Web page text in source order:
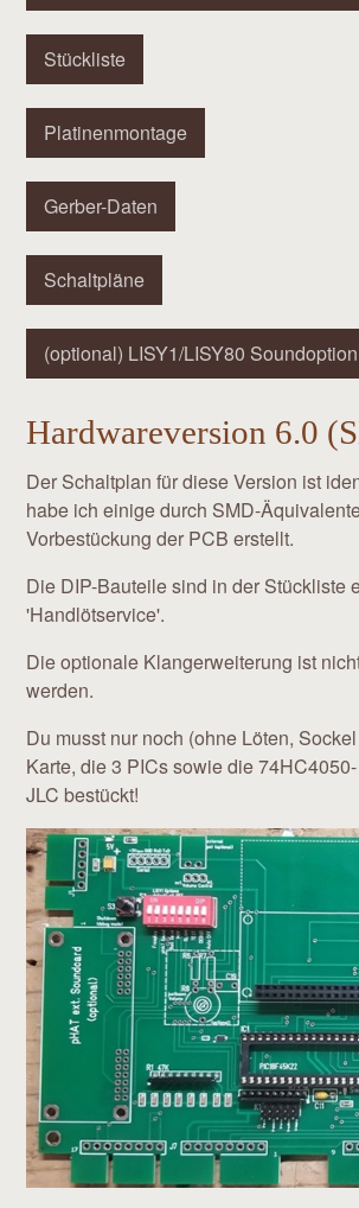
Stückliste
Platinenmontage
Gerber-Daten
Schaltpläne
(optional) LISY1/LISY80
Hardwareversion 6.0
Der Schaltplan für diese Version ist
habe ich einige durch SMD-
Vorbestückung der PCB erstellt.
Die DIP-Bauteile sind in der Stückliste
'Handlötservice'.
Die optionale Klangerweiterung ist
werden.
Du musst nur noch (ohne Löten,
Karte, die 3 PICs sowie die
JLC bestückt!